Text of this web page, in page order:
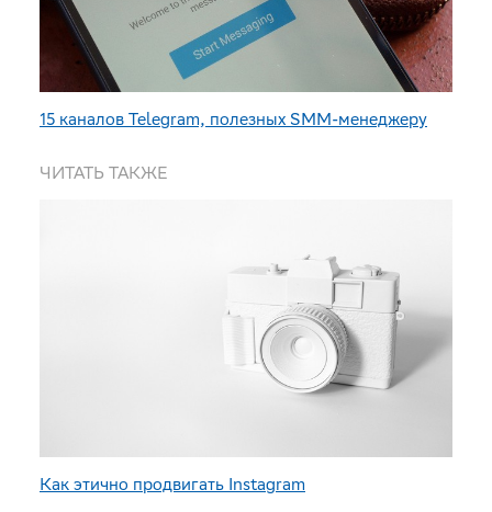
15 каналов Telegram, полезных SMM-менеджеру
ЧИТАТЬ ТАКЖЕ
Как этично продвигать Instagram